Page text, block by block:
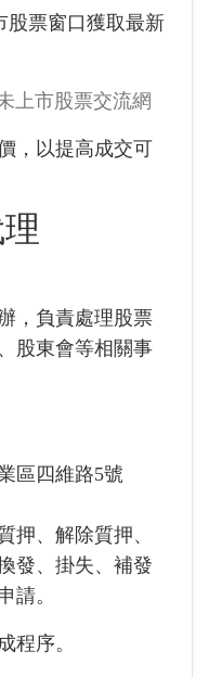
股票窗口獲取最新
上市股票交流網
，以提高成交可
，負責處理股票
股東會等相關事
區四維路5號
押、解除質押、
發、掛失、補發
請。
程序。